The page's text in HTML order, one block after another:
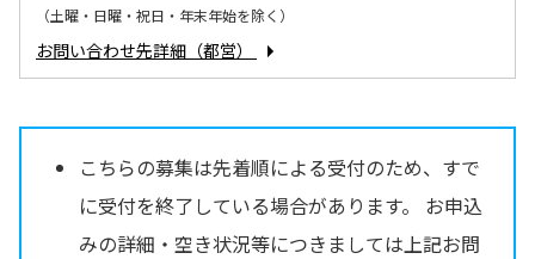
（土曜・日曜・祝日・年末年始を除く）
お問い合わせ先詳細（都営）
こちらの募集は先着順による受付のため、すで
に受付を終了している場合があります。 お申込
みの詳細・空き状況等につきましては上記お問